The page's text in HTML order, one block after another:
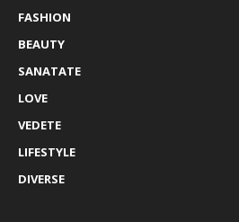
FASHION
BEAUTY
SANATATE
LOVE
VEDETE
LIFESTYLE
DIVERSE